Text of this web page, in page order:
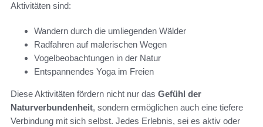
Aktivitäten sind:
Wandern durch die umliegenden Wälder
Radfahren auf malerischen Wegen
Vogelbeobachtungen in der Natur
Entspannendes Yoga im Freien
Diese Aktivitäten fördern nicht nur das Gefühl der
Naturverbundenheit, sondern ermöglichen auch eine tiefere
Verbindung mit sich selbst. Jedes Erlebnis, sei es aktiv oder